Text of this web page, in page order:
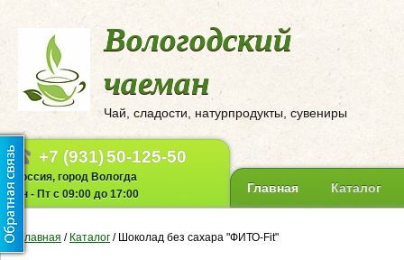
Вологодский
чаеман
Чай, сладости, натурпродукты, сувениры
+7 (931)50-125-50
Россия, город Вологда
Пн - Пт с 09:00 до 17:00
Главная Каталог
Главная / Каталог / Шоколад без сахара "ФИТО-Fit"